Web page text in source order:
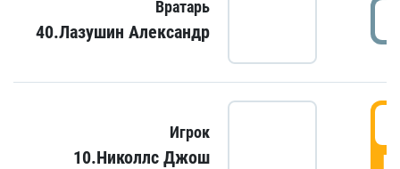
Вратарь
40.Лазушин Александр
Игрок
10.Николлс Джош